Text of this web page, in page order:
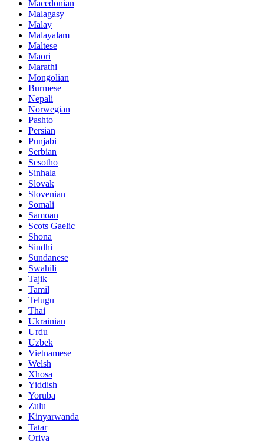
Macedonian
Malagasy
Malay
Malayalam
Maltese
Maori
Marathi
Mongolian
Burmese
Nepali
Norwegian
Pashto
Persian
Punjabi
Serbian
Sesotho
Sinhala
Slovak
Slovenian
Somali
Samoan
Scots Gaelic
Shona
Sindhi
Sundanese
Swahili
Tajik
Tamil
Telugu
Thai
Ukrainian
Urdu
Uzbek
Vietnamese
Welsh
Xhosa
Yiddish
Yoruba
Zulu
Kinyarwanda
Tatar
Oriya